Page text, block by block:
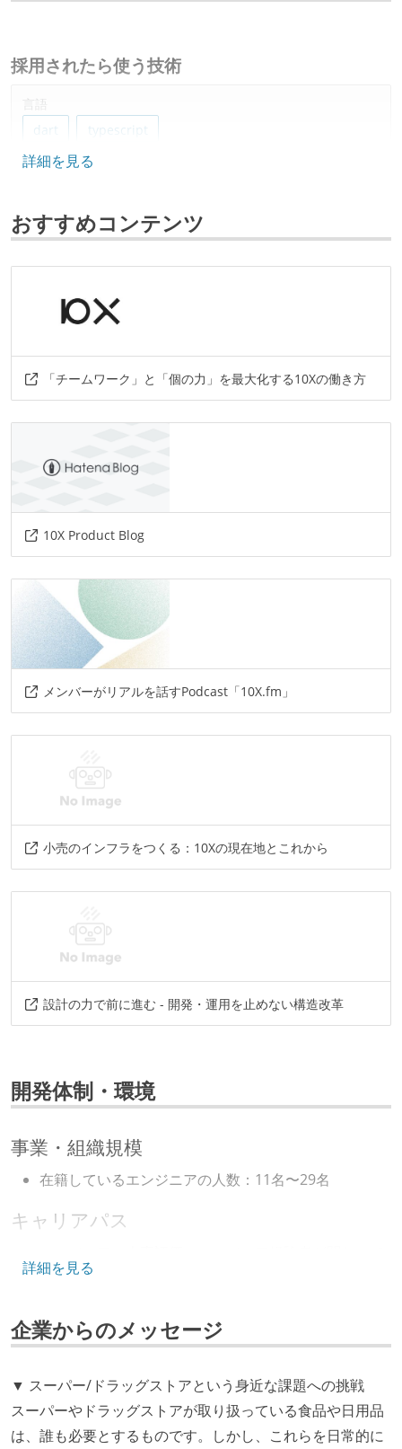
採用されたら使う技術
言語
dart
typescript
フレームワーク
データベース
bigquery
プロジェクト管理
情報共有ツール
notion
slack
grpc
github-actions
詳細を見る
おすすめコンテンツ
「チームワーク」と「個の力」を最大化する10Xの働き方
10X Product Blog
メンバーがリアルを話すPodcast「10X.fm」
小売のインフラをつくる：10Xの現在地とこれから
設計の力で前に進む - 開発・運用を止めない構造改革
開発体制・環境
事業・組織規模
在籍しているエンジニアの人数：11名〜29名
キャリアパス
いる
割を持たない人がいる
CTO またはそれに準じる、技術やワークフローの標準
化を行う役割の人・部門が存在する
詳細を見る
企業からのメッセージ
▼ スーパー/ドラッグストアという身近な課題への挑戦
スーパーやドラッグストアが取り扱っている食品や日用品
は、誰も必要とするものです。しかし、これらを日常的に